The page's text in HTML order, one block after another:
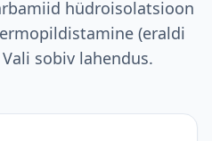
hüdroisolatsioon
(eraldi
sobiv lahendus.